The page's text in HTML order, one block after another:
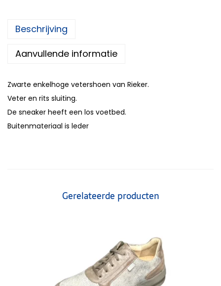
Beschrijving
Aanvullende informatie
Zwarte enkelhoge vetershoen van Rieker.
Veter en rits sluiting.
De sneaker heeft een los voetbed.
Buitenmateriaal is leder
Gerelateerde producten